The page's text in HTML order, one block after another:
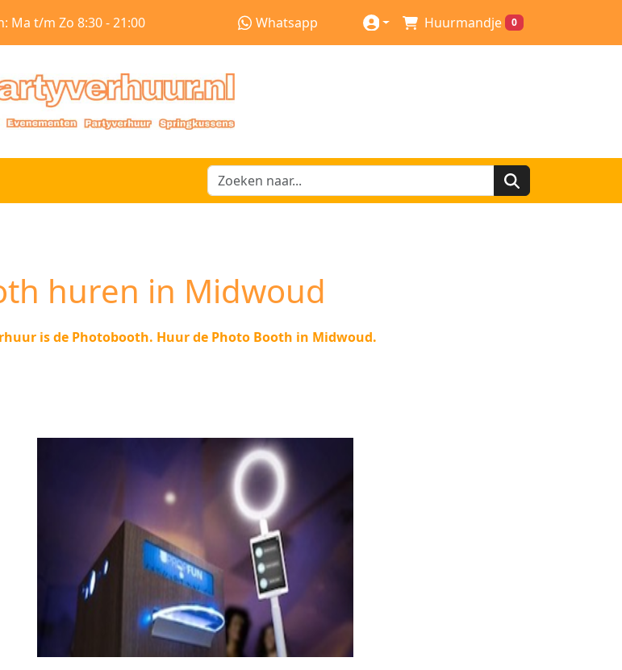
Ma t/m Zo 8:30 - 21:00 Whatsapp Huurmandje 0
huren in Midwoud
is de Photobooth. Huur de Photo Booth in Midwoud.